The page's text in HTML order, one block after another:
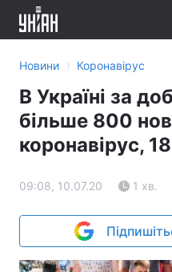
Новини › Коронавірус
В Україні за
більше 800
коронавірус,
09:08, 10.07.20 1 хв.